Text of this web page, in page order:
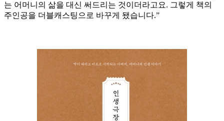
는 어머니의 삶을 대신 써드리는 것이더라고요. 그렇게 책의
주인공을 더블캐스팅으로 바꾸게 됐습니다.”